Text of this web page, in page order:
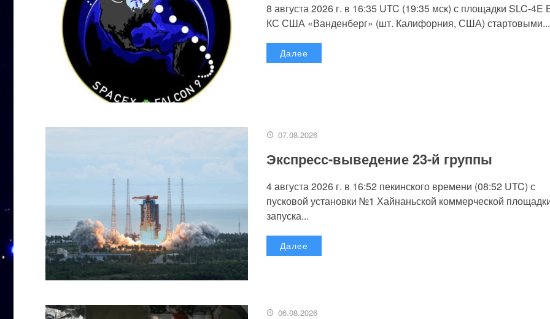
8 августа 2026 г. в 16:35 UTC (19:35 мск) с площадки SLC-4E
КС США «Ванденберг» (шт. Калифорния, США) стартовыми...
Далее
07.08.2026
Экспресс-выведение 23-й группы
4 августа 2026 г. в 16:52 пекинского времени (08:52 UTC) с
пусковой установки №1 Хайнаньской коммерческой
запуска...
Далее
06.08.2026